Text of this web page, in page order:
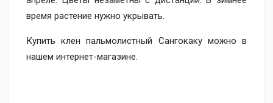
время растение нужно укрывать.
Купить клен пальмолистный Сангокаку можно в
нашем интернет-магазине.